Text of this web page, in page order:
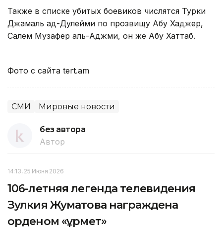
Также в списке убитых боевиков числятся Турки
Джамаль ад-Дулейми по прозвищу Абу Хаджер,
Салем Музафер аль-Аджми, он же Абу Хаттаб.
Фото с сайта tert.am
СМИ Мировые новости
без автора
Автор
14:13, 25 Июня 2026
106-летняя легенда телевидения
Зулкия Жуматова награждена
орденом «Құрмет»